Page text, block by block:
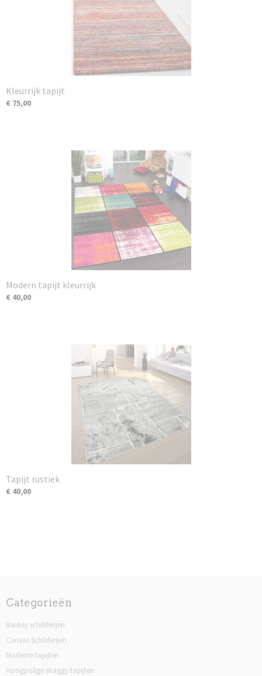
Kleurrijk tapijt
€ 75,00
Modern tapijt kleurrijk
€ 40,00
Tapijt rustiek
€ 40,00
Categorieën
Banksy schilderijen
Canvas Schilderijen
Moderne tapijten
Hoogpolige shaggy tapijten